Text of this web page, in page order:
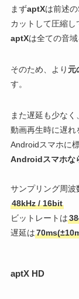
まずaptXは前述
カットして圧縮し
aptXは全ての音域
そのため、より 元
す。
また遅延も少な
動画再生時に遅れ
Androidスマホに
Androidスマホな
サンプリング周波
48kHz / 16bit
ビットレートは
遅延は
aptX HD